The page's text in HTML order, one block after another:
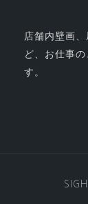
店舗内壁画
ど、お仕事
す。